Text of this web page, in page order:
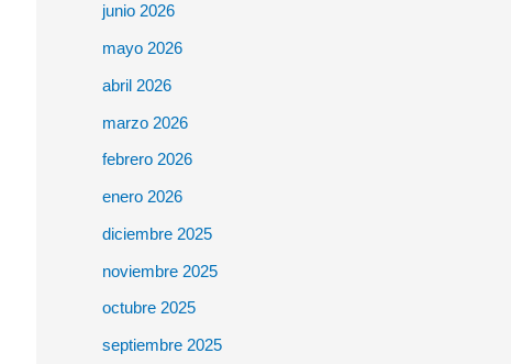
junio 2026
mayo 2026
abril 2026
marzo 2026
febrero 2026
enero 2026
diciembre 2025
noviembre 2025
octubre 2025
septiembre 2025